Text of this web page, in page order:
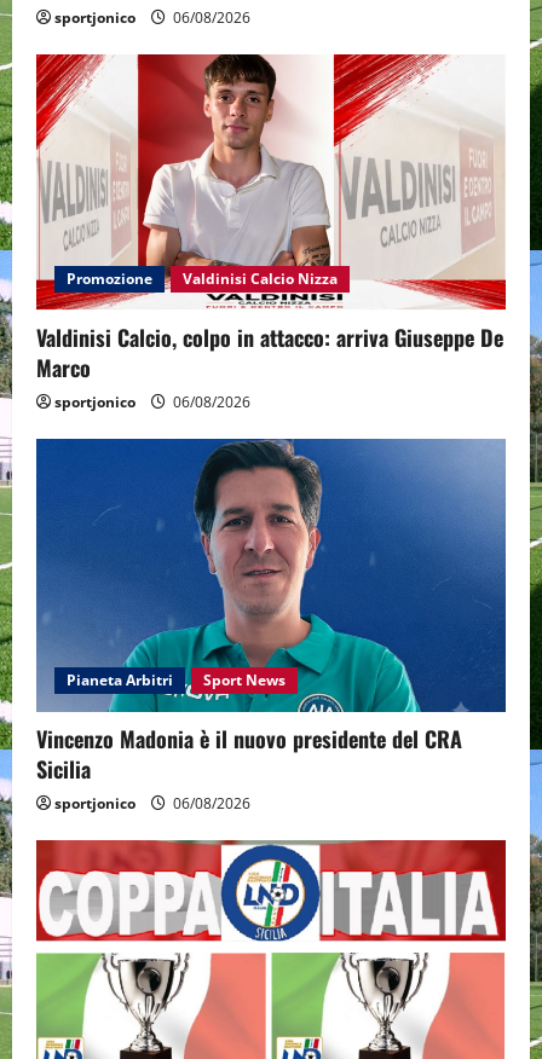
sportjonico 06/08/2026
Promozione Valdinisi Calcio Nizza
Valdinisi Calcio, colpo in attacco: arriva Giuseppe De
Marco
sportjonico 06/08/2026
Pianeta Arbitri Sport News
Vincenzo Madonia è il nuovo presidente del CRA
Sicilia
sportjonico 06/08/2026